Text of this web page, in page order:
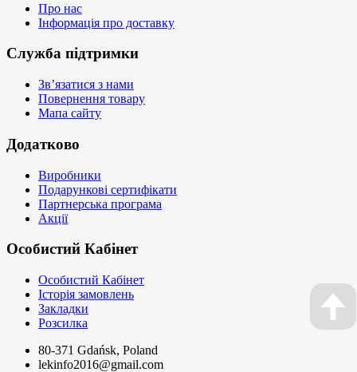
Про нас
Інформація про доставку
Служба підтримки
Зв’язатися з нами
Повернення товару
Мапа сайту
Додатково
Виробники
Подарункові сертифікати
Партнерська програма
Акції
Особистий Кабінет
Особистий Кабінет
Історія замовлень
Закладки
Розсилка
80-371 Gdańsk, Poland
lekinfo2016@gmail.com